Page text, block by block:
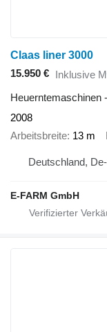
Claas liner 3000
15.950 € Inklusive
Heuerntemaschinen
2008
Arbeitsbreite 13 m
Deutschland,
E-FARM GmbH